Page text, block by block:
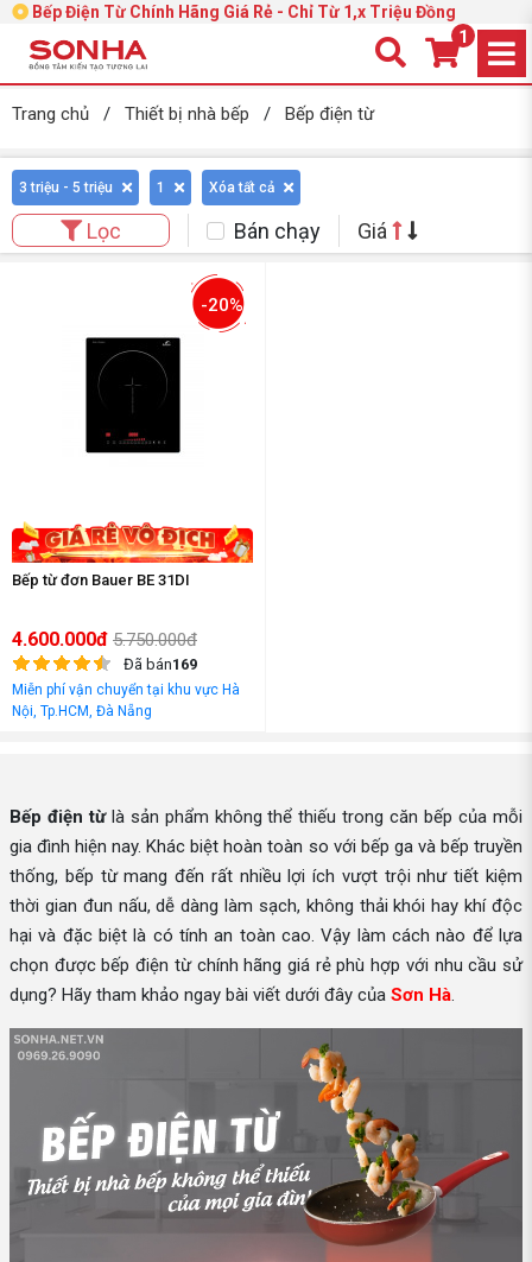
Bếp Điện Từ Chính Hãng Giá Rẻ - Chỉ Từ 1,x Triệu Đồng
1
Trang chủ / Thiết bị nhà bếp / Bếp điện từ
3 triệu - 5 triệu 1 Xóa tất cả
Lọc Bán chạy Giá
-20%
Bếp từ đơn Bauer BE 31DI
4.600.000đ 5.750.000đ
Đã bán169
Miễn phí vận chuyển tại khu vực Hà
Nội, Tp.HCM, Đà Nẵng
Bếp điện từlà sản phẩm không thể thiếu trong căn bếp của mỗi
gia đình hiện nay. Khác biệt hoàn toàn so với bếp ga và bếp truyền
thống, bếp từ mang đến rất nhiều lợi ích vượt trội như tiết kiệm
thời gian đun nấu, dễ dàng làm sạch, không thải khói hay khí độc
hại và đặc biệt là có tính an toàn cao. Vậy làm cách nào để lựa
chọn được bếp điện từ chính hãng giá rẻ phù hợp với nhu cầu sử
dụng? Hãy tham khảo ngay bài viết dưới đây của Sơn Hà.